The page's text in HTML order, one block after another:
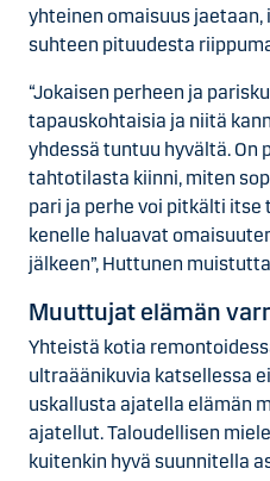
yhteinen omaisuus jaetaan,
suhteen pituudesta
“Jokaisen perheen ja
tapauskohtaisia ja niitä
yhdessä tuntuu hyvältä. On
tahtotilasta kiinni, miten
pari ja perhe voi pitkälti
kenelle haluavat
jälkeen”, Huttunen
Muuttujat elämän
Yhteistä kotia
ultraäänikuvia katsellessa
uskallusta ajatella elämän
ajatellut. Taloudellisen
kuitenkin hyvä suunnitella